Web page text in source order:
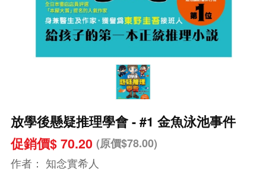
放學後懸疑推理學會 - #1 金魚泳池事件
促銷價$ 70.20 (原價$78.00)
作者： 知念實希人